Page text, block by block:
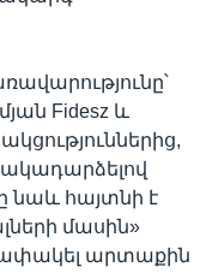
Fidesz և
նաև հայտնի է
մասին»
արտաքին